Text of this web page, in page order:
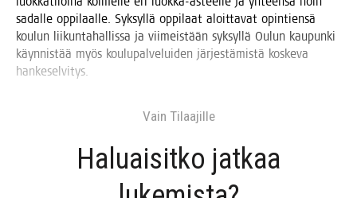
sadal­le oppi­laal­le. Syk­syl­lä oppi­laat aloit­ta­vat opin­tien­sä
kou­lun lii­kun­ta­hal­lis­sa ja vii­meis­tään syk­syl­lä Oulun kau­pun­ki
käyn­nis­tää myös kou­lu­pal­ve­lui­den jär­jes­tä­mis­tä kos­ke­va
hankeselvitys.
Vain Tilaa­jil­le
Haluai­sit­ko jat­kaa